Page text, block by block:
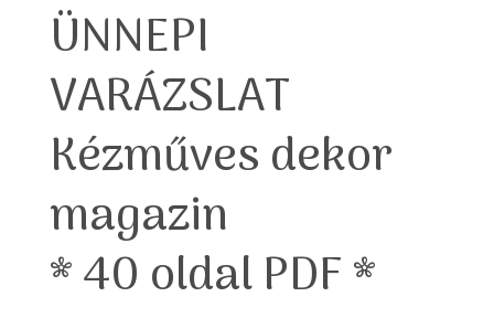
ÜNNEPI
VARÁZSLAT
Kézműves dekor
magazin
* 40 oldal PDF *